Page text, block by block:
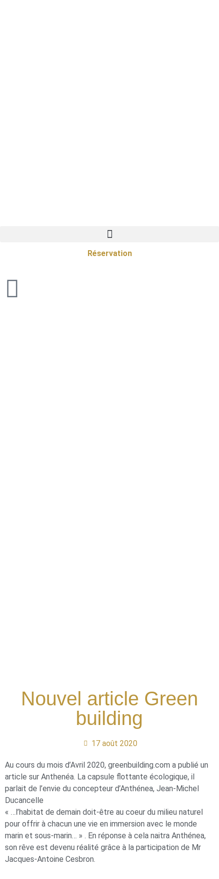
Réservation
Nouvel article Green
building
17 août 2020
Au cours du mois d’Avril 2020, greenbuilding.com a publié un
article sur Anthenéa. La capsule flottante écologique, il
parlait de l’envie du concepteur d’Anthénea, Jean-Michel
Ducancelle
« …l’habitat de demain doit-être au coeur du milieu naturel
pour offrir à chacun une vie en immersion avec le monde
marin et sous-marin… » . En réponse à cela naitra Anthénea,
son rêve est devenu réalité grâce à la participation de Mr
Jacques-Antoine Cesbron.